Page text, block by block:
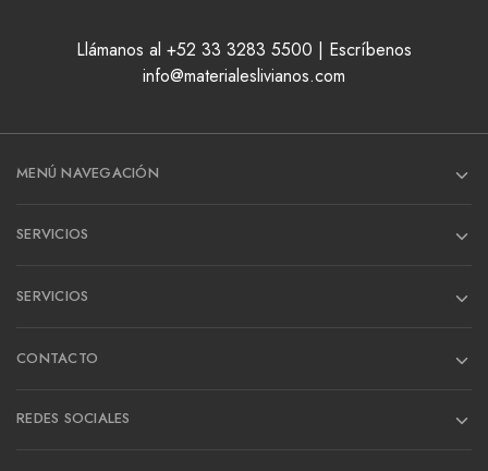
Llámanos al +52 33 3283 5500 | Escríbenos
info@materialeslivianos.com
MENÚ NAVEGACIÓN
SERVICIOS
SERVICIOS
CONTACTO
REDES SOCIALES